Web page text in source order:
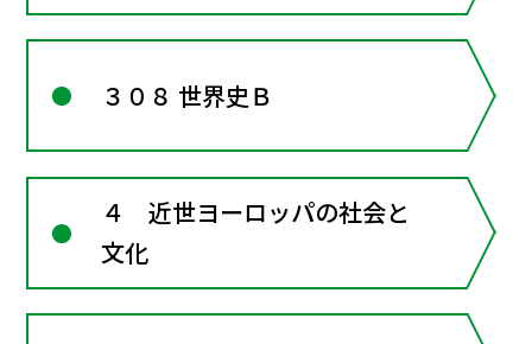
３０８ 世界史Ｂ
４ 近世ヨーロッパの社会と
文化